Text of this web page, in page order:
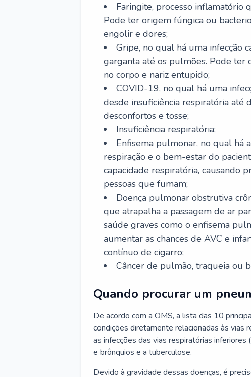
Faringite, processo inflamatório
Pode ter origem fúngica ou
engolir e dores;
Gripe, no qual há uma infecção
garganta até os pulmões. Pode ter
no corpo e nariz entupido;
COVID-19, no qual há uma
desde insuficiência respiratória até
desconfortos e tosse;
Insuficiência respiratória;
Enfisema pulmonar, no qual há
respiração e o bem-estar do
capacidade respiratória, causando
pessoas que fumam;
Doença pulmonar obstrutiva
que atrapalha a passagem de ar
saúde graves como o enfisema
aumentar as chances de AVC e
contínuo de cigarro;
Câncer de pulmão, traqueia ou
Quando procurar um
De acordo com a OMS, a lista das 10
condições diretamente relacionadas às vias
as infecções das vias respiratórias inferiores
e brônquios e a tuberculose.
Devido à gravidade dessas doenças, é